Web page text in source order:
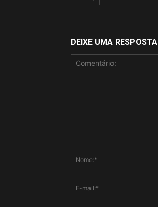
DEIXE UMA RESPOSTA